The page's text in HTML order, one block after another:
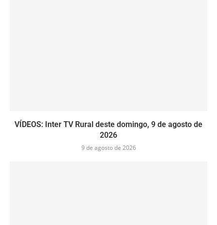
VÍDEOS: Inter TV Rural deste domingo, 9 de agosto de
2026
9 de agosto de 2026